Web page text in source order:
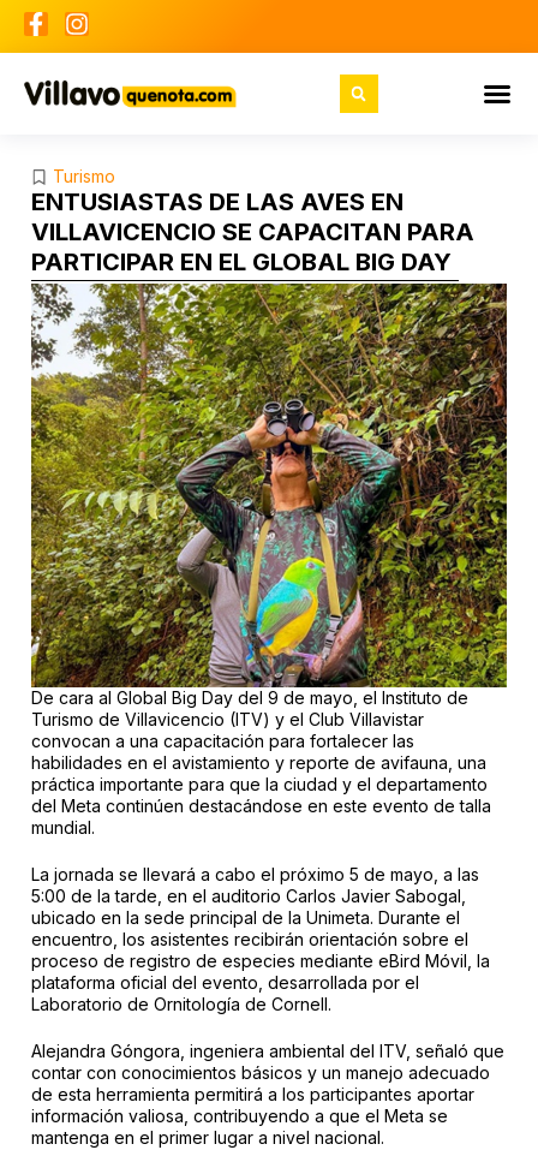
Turismo
ENTUSIASTAS DE LAS AVES EN
VILLAVICENCIO SE CAPACITAN PARA
PARTICIPAR EN EL GLOBAL BIG DAY
De cara al Global Big Day del 9 de mayo, el Instituto de
Turismo de Villavicencio (ITV) y el Club Villavistar
convocan a una capacitación para fortalecer las
habilidades en el avistamiento y reporte de avifauna, una
práctica importante para que la ciudad y el departamento
del Meta continúen destacándose en este evento de talla
mundial.
La jornada se llevará a cabo el próximo 5 de mayo, a las
5:00 de la tarde, en el auditorio Carlos Javier Sabogal,
ubicado en la sede principal de la Unimeta. Durante el
encuentro, los asistentes recibirán orientación sobre el
proceso de registro de especies mediante eBird Móvil, la
plataforma oficial del evento, desarrollada por el
Laboratorio de Ornitología de Cornell.
Alejandra Góngora, ingeniera ambiental del ITV, señaló que
contar con conocimientos básicos y un manejo adecuado
de esta herramienta permitirá a los participantes aportar
información valiosa, contribuyendo a que el Meta se
mantenga en el primer lugar a nivel nacional.